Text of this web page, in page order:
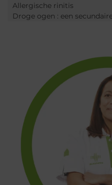
Allergische rinitis
Droge ogen : een